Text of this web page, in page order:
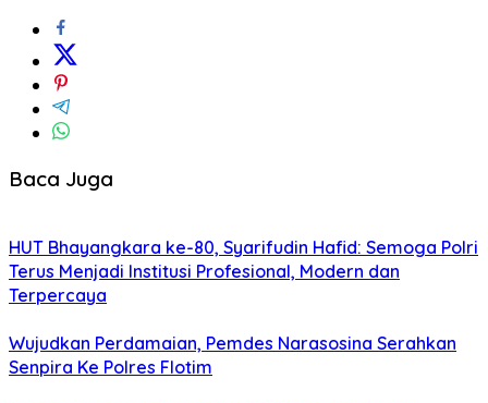
Baca Juga
HUT Bhayangkara ke-80, Syarifudin Hafid: Semoga Polri
Terus Menjadi Institusi Profesional, Modern dan
Terpercaya
Wujudkan Perdamaian, Pemdes Narasosina Serahkan
Senpira Ke Polres Flotim